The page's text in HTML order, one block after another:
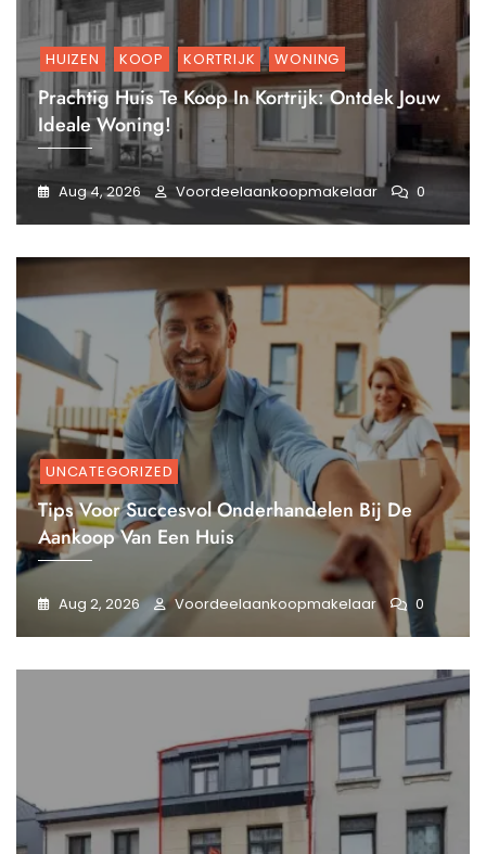
HUIZEN KOOP KORTRIJK WONING
Prachtig Huis Te Koop In Kortrijk: Ontdek Jouw
Ideale Woning!
Aug 4, 2026 Voordeelaankoopmakelaar 0
UNCATEGORIZED
Tips Voor Succesvol Onderhandelen Bij De
Aankoop Van Een Huis
Aug 2, 2026 Voordeelaankoopmakelaar 0